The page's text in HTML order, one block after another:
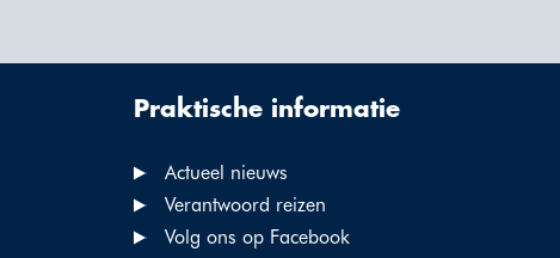
Praktische informatie
Actueel nieuws
Verantwoord reizen
Volg ons op Facebook